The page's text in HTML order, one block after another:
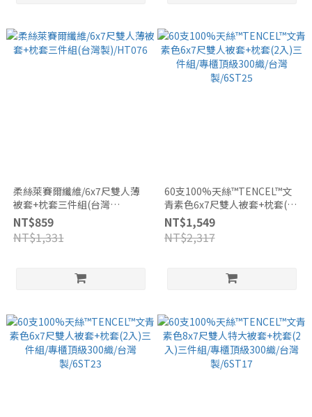
柔絲萊賽爾纖維/6x7尺雙人薄
被套+枕套三件組(台灣
製)/HT076
NT$859
NT$1,331
60支100%天絲™TENCEL™文
青素色6x7尺雙人被套+枕套(2
入)三件組/專櫃頂級300織/台灣
製/6ST25
NT$1,549
NT$2,317